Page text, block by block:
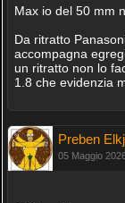
Max io del 50 mm
Da ritratto
accompagna
un ritratto non lo
1.8 che evidenzia
Preben
05 Maggio